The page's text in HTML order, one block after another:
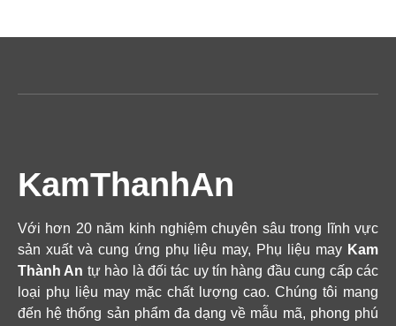
KamThanhAn
Với hơn 20 năm kinh nghiệm chuyên sâu trong lĩnh vực
sản xuất và cung ứng phụ liệu may, Phụ liệu may Kam
Thành An tự hào là đối tác uy tín hàng đầu cung cấp các
loại phụ liệu may mặc chất lượng cao. Chúng tôi mang
đến hệ thống sản phẩm đa dạng về mẫu mã, phong phú